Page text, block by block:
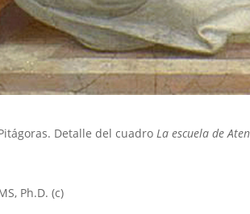
Detalle del cuadro La escuela de
Ph.D. (c)